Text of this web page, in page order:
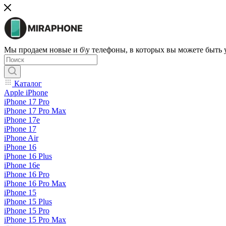
Мы продаем новые и б\у телефоны, в которых вы можете быть
Каталог
Apple iPhone
iPhone 17 Pro
iPhone 17 Pro Max
iPhone 17e
iPhone 17
iPhone Air
iPhone 16
iPhone 16 Plus
iPhone 16e
iPhone 16 Pro
iPhone 16 Pro Max
iPhone 15
iPhone 15 Plus
iPhone 15 Pro
iPhone 15 Pro Max